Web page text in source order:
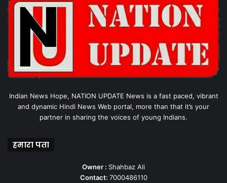
Indian News Hope, NATION UPDATE News is a fast paced, vibrant
and dynamic Hindi News Web portal, more than that it’s your
partner in sharing the voices of young Indians.
हमारा पता
Owner : Shahbaz Ali
Contact: 7000486110